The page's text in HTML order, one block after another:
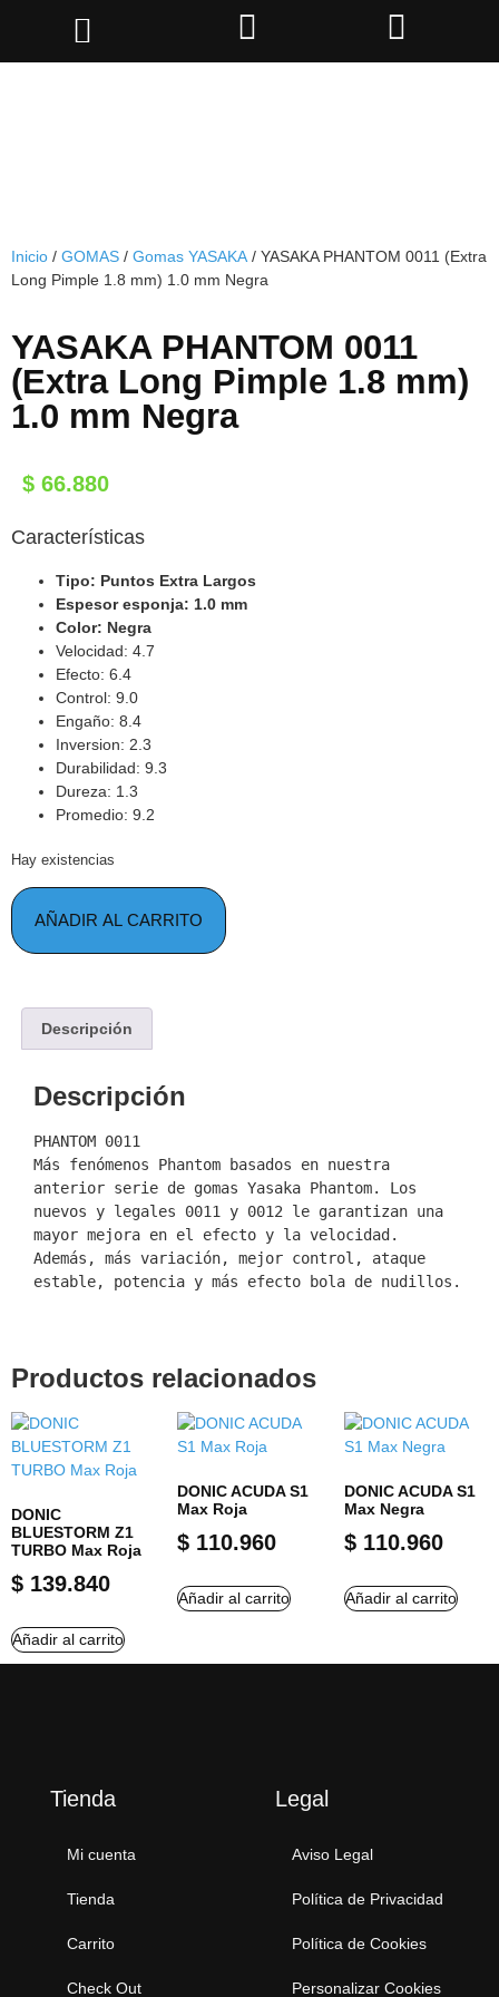
Inicio / GOMAS / Gomas YASAKA / YASAKA PHANTOM 0011 (Extra
Long Pimple 1.8 mm) 1.0 mm Negra
YASAKA PHANTOM 0011
(Extra Long Pimple 1.8 mm)
1.0 mm Negra
$ 66.880
Características
Tipo: Puntos Extra Largos
Espesor esponja: 1.0 mm
Color: Negra
Velocidad: 4.7
Efecto: 6.4
Control: 9.0
Engaño: 8.4
Inversion: 2.3
Durabilidad: 9.3
Dureza: 1.3
Promedio: 9.2
Hay existencias
AÑADIR AL CARRITO
Descripción
Descripción
PHANTOM 0011
Más fenómenos Phantom basados ​​en nuestra
anterior serie de gomas Yasaka Phantom. Los
nuevos y legales 0011 y 0012 le garantizan una
mayor mejora en el efecto y la velocidad.
Además, más variación, mejor control, ataque
estable, potencia y más efecto bola de nudillos.
Productos relacionados
DONIC
BLUESTORM Z1
TURBO Max Roja
$ 139.840
Añadir al carrito
DONIC ACUDA S1
Max Roja
$ 110.960
Añadir al carrito
DONIC ACUDA S1
Max Negra
$110.960
Añadir al carrito
Tienda
Mi cuenta
Tienda
Carrito
Check Out
Legal
Aviso Legal
Política de Privacidad
Política de Cookies
Personalizar Cookies